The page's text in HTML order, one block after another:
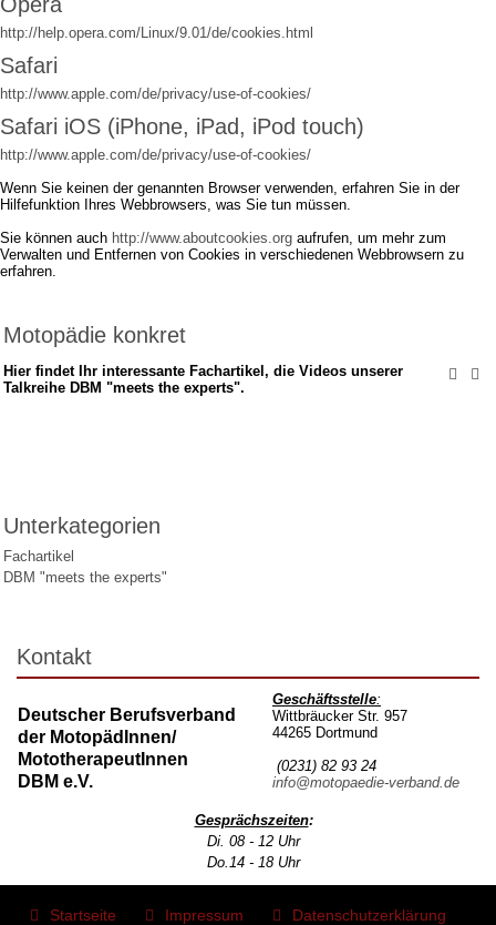
http://help.opera.com/Linux/9.01/de/cookies.html
Safari
http://www.apple.com/de/privacy/use-of-cookies/
Safari iOS (iPhone, iPad, iPod touch)
http://www.apple.com/de/privacy/use-of-cookies/
Wenn Sie keinen der genannten Browser verwenden, erfahren Sie in der
Hilfefunktion Ihres Webbrowsers, was Sie tun müssen.
Sie können auch http://www.aboutcookies.org aufrufen, um mehr zum
Verwalten und Entfernen von Cookies in verschiedenen Webbrowsern zu
erfahren.
Motopädie konkret
Hier findet Ihr interessante Fachartikel, die Videos unserer
Talkreihe DBM "meets the experts".
Unterkategorien
Fachartikel
DBM "meets the experts"
Kontakt
Deutscher Berufsverband
der MotopädInnen/
MototherapeutInnen
DBM e.V.
Geschäftsstelle:
Wittbräucker Str. 957
44265 Dortmund
(0231) 82 93 24
info@motopaedie-verband.de
Gesprächszeiten:
Di. 08 - 12 Uhr
Do.14 - 18 Uhr
Startseite Impressum Datenschutzerklärung